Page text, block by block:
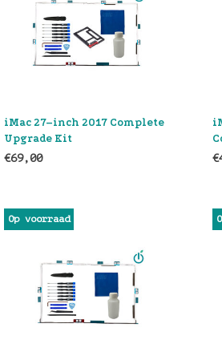
iMac 27–inch 2017 Complete
Upgrade Kit
€69,00
Op voorraad